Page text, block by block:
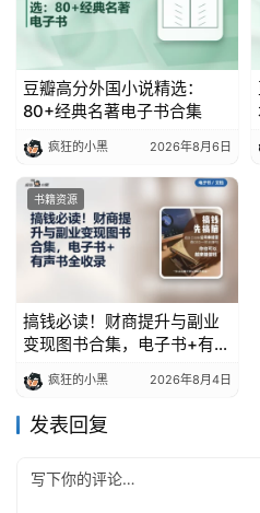
豆瓣高分外国小说精选：
80+经典名著电子书合集
疯狂的小黑 2026年8月6日
书籍资源
搞钱必读！财商提升与副业
变现图书合集，电子书+有声
疯狂的小黑 2026年8月4日
发表回复